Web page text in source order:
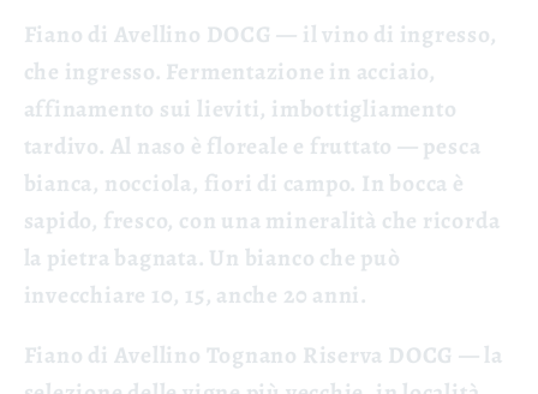
Fiano di Avellino DOCG — il vino di ingresso,
che ingresso. Fermentazione in acciaio,
affinamento sui lieviti, imbottigliamento
tardivo. Al naso è floreale e fruttato — pesca
bianca, nocciola, fiori di campo. In bocca è
sapido, fresco, con una mineralità che ricorda
la pietra bagnata. Un bianco che può
invecchiare 10, 15, anche 20 anni.
Fiano di Avellino Tognano Riserva DOCG — la